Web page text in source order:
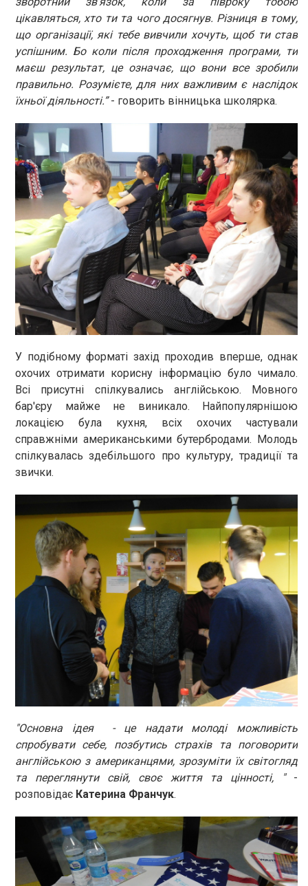
цікавляться, хто ти та чого досягнув. Різниця в тому,
що організації, які тебе вивчили хочуть, щоб ти став
успішним. Бо коли після проходження програми, ти
маєш результат, це означає, що вони все зробили
правильно. Розумієте, для них важливим є наслідок
їхньої діяльності.”- говорить вінницька школярка.
У подібному форматі захід проходив вперше, однак
охочих отримати корисну інформацію було чимало.
Всі присутні спілкувались англійською. Мовного
бар'єру майже не виникало. Найпопулярнішою
локацією була кухня, всіх охочих частували
справжніми американськими бутербродами. Молодь
спілкувалась здебільшого про культуру, традиції та
звички.
"Основна ідея - це надати молоді можливість
спробувати себе, позбутись страхів та поговорити
англійською з американцями, зрозуміти їх світогляд
та переглянути свій, своє життя та цінності, " -
розповідає Катерина Франчук.